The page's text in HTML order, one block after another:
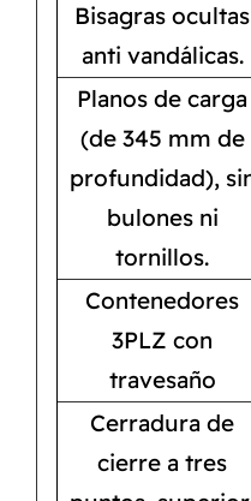
Bisagras ocultas
anti vandálicas.
Planos de carga
(de 345 mm de
profundidad),
bulones ni
tornillos.
Contenedores
3PLZ con
travesaño
Cerradura de
cierre a tres